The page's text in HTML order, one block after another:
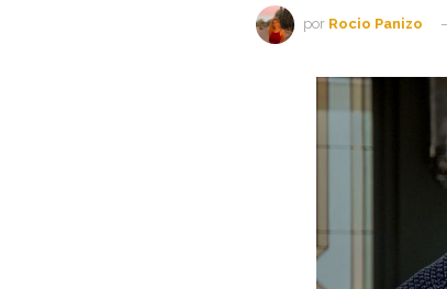
por Rocio Panizo